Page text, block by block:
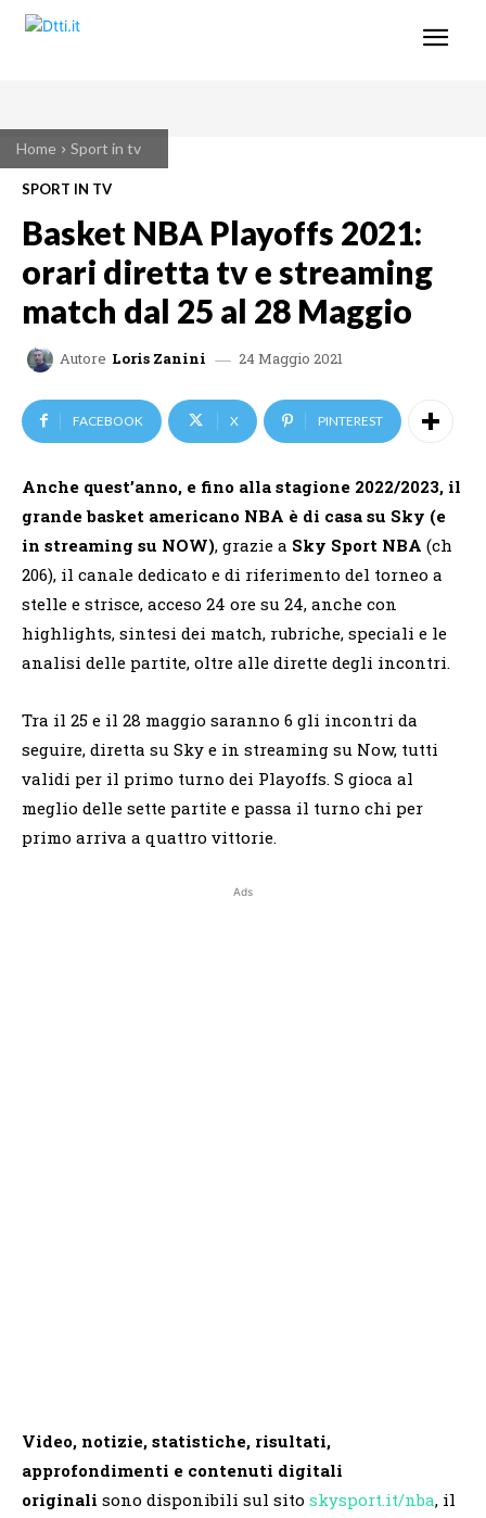
Home Sport in tv
SPORT IN TV
Basket NBA Playoffs 2021:
orari diretta tv e streaming
match dal 25 al 28 Maggio
Autore Loris Zanini 24 Maggio 2021
FACEBOOK X PINTEREST
Anche quest’anno, e fino alla stagione 2022/2023, il
grande basket americano NBA è di casa su Sky (e
in streaming su NOW), grazie a Sky Sport NBA (ch
206), il canale dedicato e di riferimento del torneo a
stelle e strisce, acceso 24 ore su 24, anche con
highlights, sintesi dei match, rubriche, speciali e le
analisi delle partite, oltre alle dirette degli incontri.
Tra il 25 e il 28 maggio saranno 6 gli incontri da
seguire, diretta su Sky e in streaming su Now, tutti
validi per il primo turno dei Playoffs. S gioca al
meglio delle sette partite e passa il turno chi per
primo arriva a quattro vittorie.
Ads
Video, notizie, statistiche, risultati,
approfondimenti e contenuti digitali
originali sono disponibili sul sito skysport.it/nba, il